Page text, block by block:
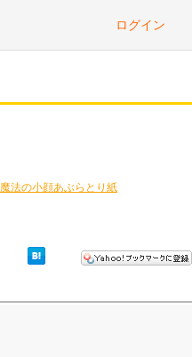
ログイン
魔法の小顔あぶらとり紙